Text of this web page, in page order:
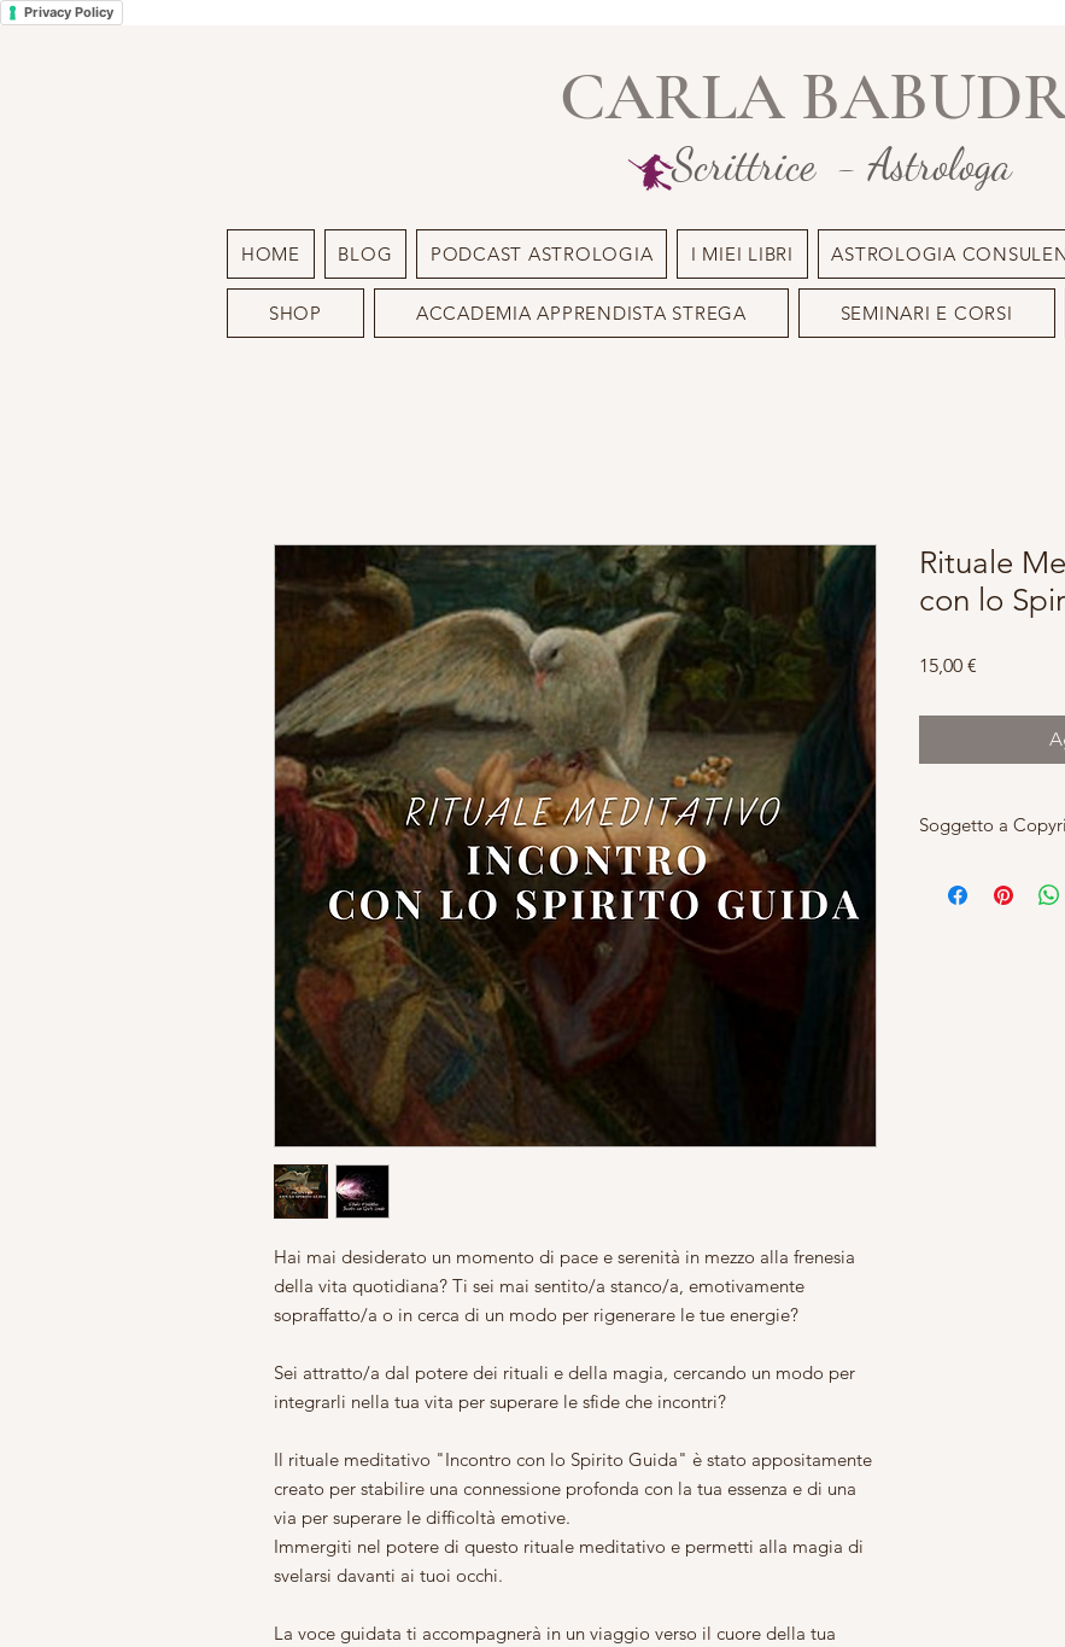
Privacy Policy
CARLA
Scrittrice - Astrologa
HOME BLOG PODCAST ASTROLOGIA I MIEI LIBRI ASTROLOGIA
SHOP ACCADEMIA APPRENDISTA STREGA SEMINARI E CORSI
Hai mai desiderato un momento di pace e serenità in mezzo alla frenesia
della vita quotidiana? Ti sei mai sentito/a stanco/a, emotivamente
sopraffatto/a o in cerca di un modo per rigenerare le tue energie?
Sei attratto/a dal potere dei rituali e della magia, cercando un modo per
integrarli nella tua vita per superare le sfide che incontri?
Il rituale meditativo "Incontro con lo Spirito Guida" è stato appositamente
creato per stabilire una connessione profonda con la tua essenza e di una
via per superare le difficoltà emotive.
Immergiti nel potere di questo rituale meditativo e permetti alla magia di
svelarsi davanti ai tuoi occhi.
La voce guidata ti accompagnerà in un viaggio verso il cuore della tua
Rituale
con lo
15,00 €
Soggetto a